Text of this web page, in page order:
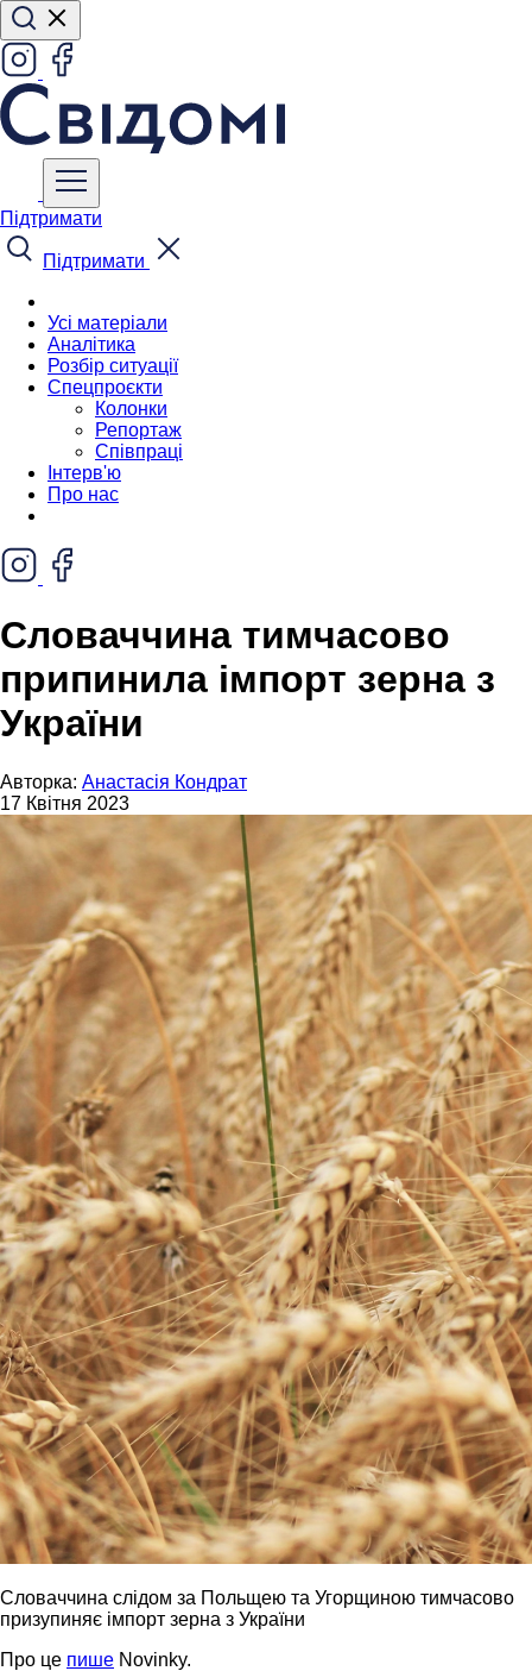
Підтримати
Підтримати
Усі матеріали
Аналітика
Розбір ситуації
Спецпроєкти
Колонки
Репортаж
Співпраці
Інтерв'ю
Про нас
Словаччина тимчасово
припинила імпорт зерна з
України
Авторка: Анастасія Кондрат
17 Квітня 2023
Словаччина слідом за Польщею та Угорщиною тимчасово
призупиняє імпорт зерна з України
Про це пише Novinky.